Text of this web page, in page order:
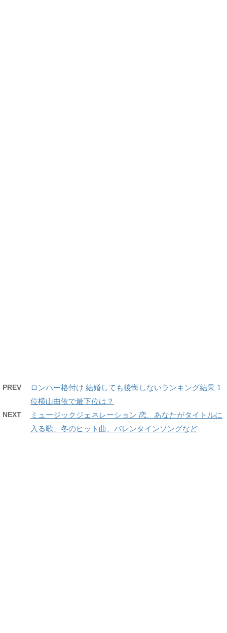
PREV
ロンハー格付け 結婚しても後悔しないランキング結果 1
位横山由依で最下位は？
NEXT
ミュージックジェネレーション 恋、あなたがタイトルに
入る歌、冬のヒット曲、バレンタインソングなど